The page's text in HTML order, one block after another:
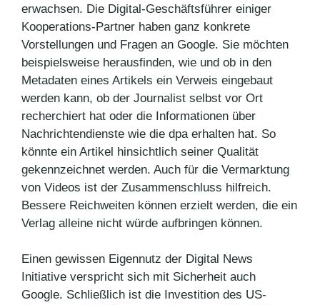
erwachsen. Die Digital-Geschäftsführer einiger
Kooperations-Partner haben ganz konkrete
Vorstellungen und Fragen an Google. Sie möchten
beispielsweise herausfinden, wie und ob in den
Metadaten eines Artikels ein Verweis eingebaut
werden kann, ob der Journalist selbst vor Ort
recherchiert hat oder die Informationen über
Nachrichtendienste wie die dpa erhalten hat. So
könnte ein Artikel hinsichtlich seiner Qualität
gekennzeichnet werden. Auch für die Vermarktung
von Videos ist der Zusammenschluss hilfreich.
Bessere Reichweiten können erzielt werden, die ein
Verlag alleine nicht würde aufbringen können.
Einen gewissen Eigennutz der Digital News
Initiative verspricht sich mit Sicherheit auch
Google. Schließlich ist die Investition des US-